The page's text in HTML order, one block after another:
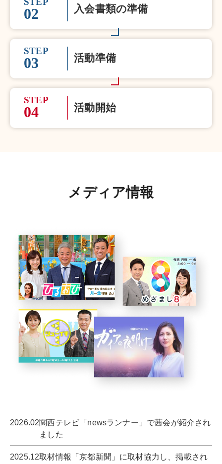
02 入会書類の準備
STEP
03 活動準備
STEP
04 活動開始
メディア情報
2026.02関西テレビ「newsランナー」で茜会が紹介され
ました
2025.12取材情報「京都新聞」に取材協力し、掲載され